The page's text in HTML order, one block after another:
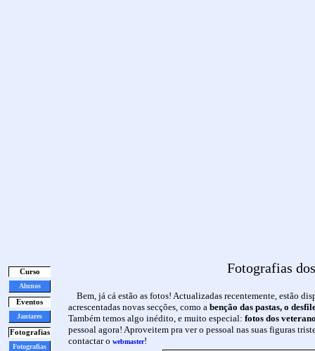
Curso
Alunos
Eventos
Jantares
Fotografias
Fotografias
Fotografias
Bem, já cá estão as fotos! Actualizadas recentemente, estão
acrescentadas novas secções, como a benção das pastas, o
Também temos algo inédito, e muito especial: fotos dos
pessoal agora! Aproveitem pra ver o pessoal nas suas figuras
contactar o webmaster!